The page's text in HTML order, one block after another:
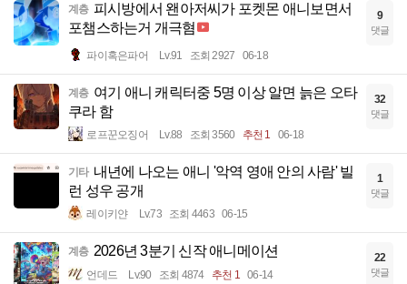
계층 피시방에서 왠아저씨가 포켓몬 애니보면서
포챔스하는거 개극혐
파이혹은파어 Lv.91 조회 2927 06-18
9
댓글
계층 여기 애니 캐릭터중 5명 이상 알면 늙은 오타
쿠라 함
로프꾼오징어 Lv.88 조회 3560 추천 1 06-18
32
댓글
기타 내년에 나오는 애니 '악역 영애 안의 사람' 빌
런 성우 공개
레이키얀 Lv.73 조회 4463 06-15
1
댓글
계층 2026년 3분기 신작 애니메이션
언데드 Lv.90 조회 4874 추천 1 06-14
22
댓글